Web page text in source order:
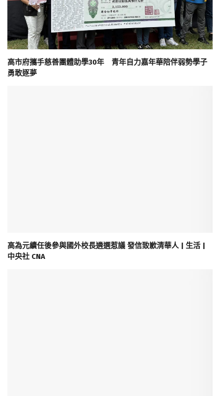
高市府攜手慈善團體助學30年 青年自力嘉年華陪伴弱勢學子
勇敢逐夢
高為元續任後參與國外校長遴選惹議 發信致歉清華人 | 生活 |
中央社 CNA